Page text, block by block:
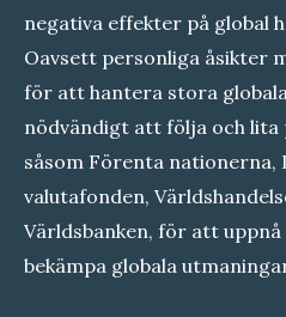
negativa effekter på global
Oavsett personliga åsikter
för att hantera stora
nödvändigt att följa och lita
såsom Förenta
valutafonden,
Världsbanken, för att
bekämpa globala